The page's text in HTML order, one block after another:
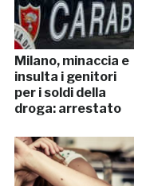
Milano, minaccia e
insulta i genitori
per i soldi della
droga: arrestato